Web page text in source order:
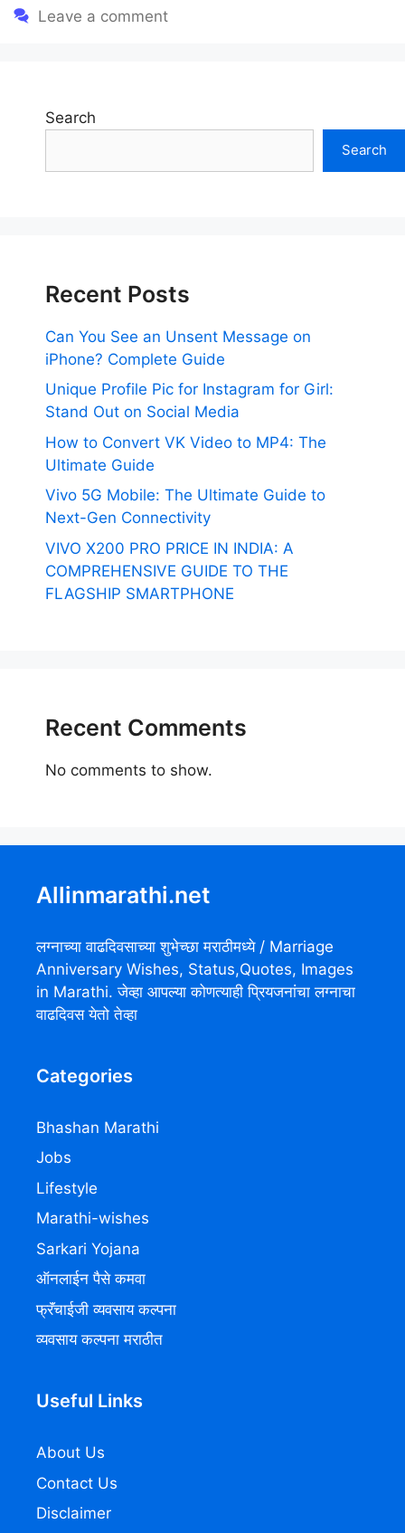
Leave a comment
Search
Search
Recent Posts
Can You See an Unsent Message on
iPhone? Complete Guide
Unique Profile Pic for Instagram for Girl:
Stand Out on Social Media
How to Convert VK Video to MP4: The
Ultimate Guide
Vivo 5G Mobile: The Ultimate Guide to
Next-Gen Connectivity
VIVO X200 PRO PRICE IN INDIA: A
COMPREHENSIVE GUIDE TO THE
FLAGSHIP SMARTPHONE
Recent Comments
No comments to show.
Allinmarathi.net
लग्नाच्या वाढदिवसाच्या शुभेच्छा मराठीमध्ये / Marriage
Anniversary Wishes, Status,Quotes, Images
in Marathi. जेव्हा आपल्या कोणत्याही प्रियजनांचा लग्नाचा
वाढदिवस येतो तेव्हा
Categories
Bhashan Marathi
Jobs
Lifestyle
Marathi-wishes
Sarkari Yojana
ऑनलाईन पैसे कमवा
फ्रॅंचाईजी व्यवसाय कल्पना
व्यवसाय कल्पना मराठीत
Useful Links
About Us
Contact Us
Disclaimer